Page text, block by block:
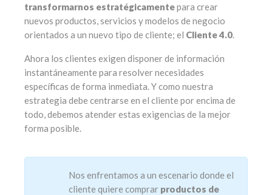
transformarnos estratégicamentepara crear
nuevos productos, servicios y modelos de negocio
orientados a un nuevo tipo de cliente; el Cliente 4.0.
Ahora los clientes exigen disponer de información
instantáneamente para resolver necesidades
específicas de forma inmediata. Y como nuestra
estrategia debe centrarse en el cliente por encima de
todo, debemos atender estas exigencias de la mejor
forma posible.
Nos enfrentamos a un escenario donde el
cliente quiere comprar productos de